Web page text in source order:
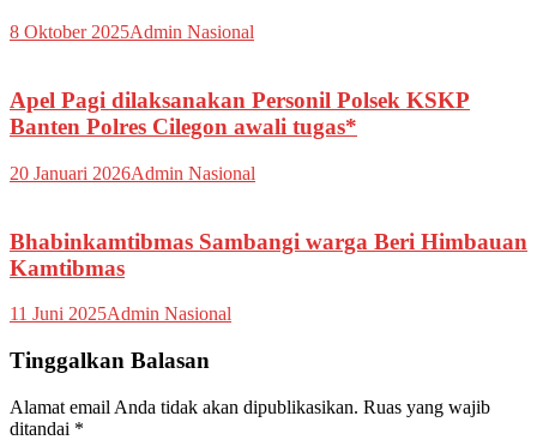
8 Oktober 2025Admin Nasional
Apel Pagi dilaksanakan Personil Polsek KSKP
Banten Polres Cilegon awali tugas*
20 Januari 2026Admin Nasional
Bhabinkamtibmas Sambangi warga Beri Himbauan
Kamtibmas
11 Juni 2025Admin Nasional
Tinggalkan Balasan
Alamat email Anda tidak akan dipublikasikan. Ruas yang wajib
ditandai *